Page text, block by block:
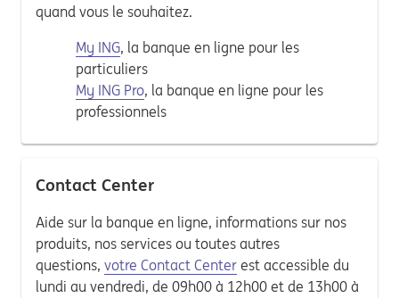
quand vous le souhaitez.
My ING, la banque en ligne pour les
particuliers
My ING Pro, la banque en ligne pour les
professionnels
Contact Center
Aide sur la banque en ligne, informations sur nos
produits, nos services ou toutes autres
questions, votre Contact Center est accessible du
lundi au vendredi, de 09h00 à 12h00 et de 13h00 à